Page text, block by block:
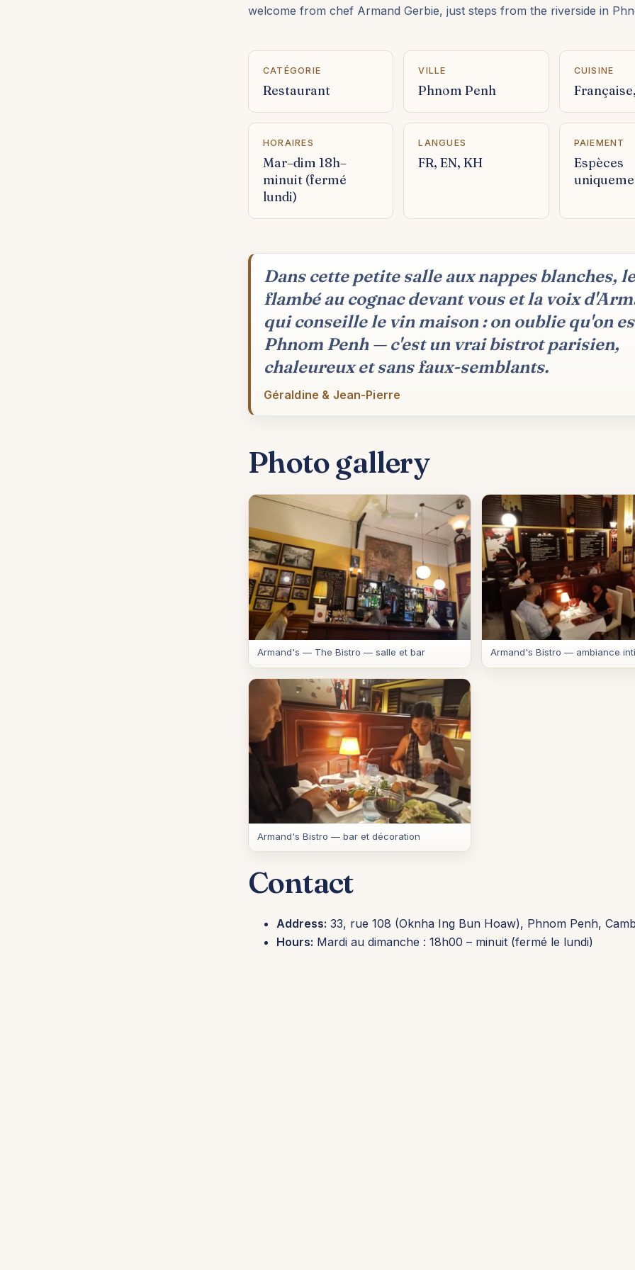
welcome from chef Armand Gerbie, just steps from the riverside in
CATÉGORIE
Restaurant
VILLE
Phnom Penh
CUISINE
HORAIRES
Mar–dim 18h–
minuit (fermé
lundi)
LANGUES
FR, EN, KH
PAIEMENT
Espèces
Dans cette petite salle aux nappes blanches, le
flambé au cognac devant vous et la voix
qui conseille le vin maison : on oublie qu'on
Phnom Penh — c'est un vrai bistrot parisien,
chaleureux et sans faux-semblants.
Géraldine & Jean-Pierre
Photo gallery
Armand's — The Bistro — salle et bar Armand's Bistro — ambiance
Armand's Bistro — bar et décoration
Contact
Address: 33, rue 108 (Oknha Ing Bun Hoaw), Phnom Penh,
Hours: Mardi au dimanche : 18h00 – minuit (fermé le lundi)